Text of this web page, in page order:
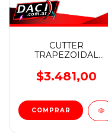
CUTTER
TRAPEZOIDAL
METÁLICO WADFOW
$3.481,00